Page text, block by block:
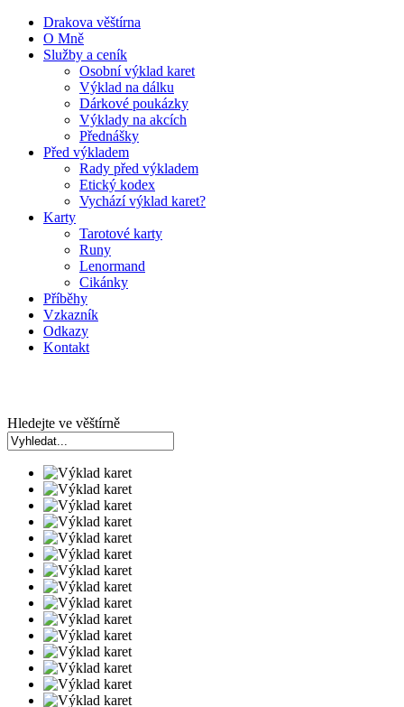
Drakova věštírna
O Mně
Služby a ceník
Osobní výklad karet
Výklad na dálku
Dárkové poukázky
Výklady na akcích
Přednášky
Před výkladem
Rady před výkladem
Etický kodex
Vychází výklad karet?
Karty
Tarotové karty
Runy
Lenormand
Cikánky
Příběhy
Vzkazník
Odkazy
Kontakt
Hledejte ve věštírně